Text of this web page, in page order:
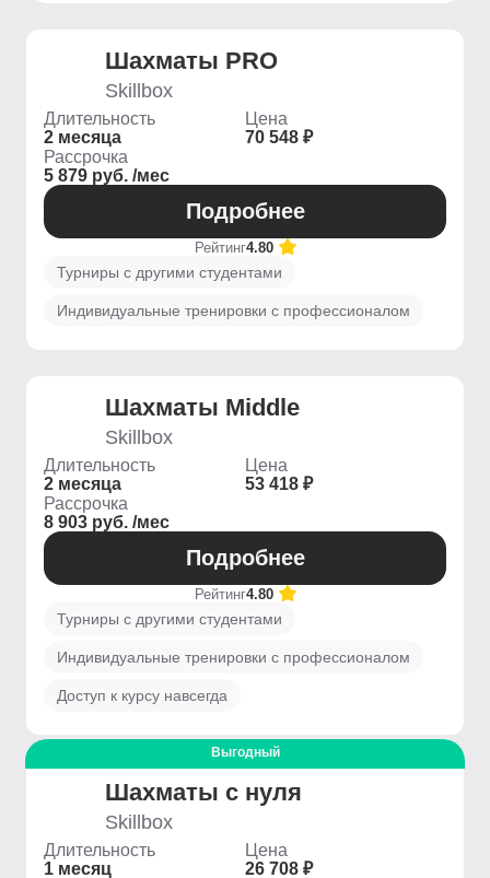
Шахматы PRO
Skillbox
Длительность
2 месяца
Цена
70 548 ₽
Рассрочка
5 879 руб. /мес
Подробнее
Рейтинг4.80
Турниры с другими студентами
Индивидуальные тренировки с профессионалом
Шахматы Middle
Skillbox
Длительность
2 месяца
Цена
53 418 ₽
Рассрочка
8 903 руб. /мес
Подробнее
Рейтинг4.80
Турниры с другими студентами
Индивидуальные тренировки с профессионалом
Доступ к курсу навсегда
Выгодный
Шахматы с нуля
Skillbox
Длительность
1 месяц
Цена
26 708 ₽